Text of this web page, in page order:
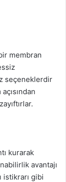
membran
seçeneklerdir
kurarak
avantajı
istikrarı gibi